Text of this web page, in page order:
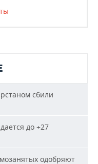
сбили
до +27
одобряют